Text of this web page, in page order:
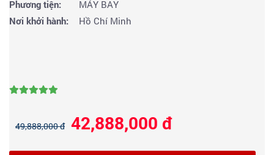
Phương tiện:
MÁY BAY
Nơi khởi hành:
Hồ Chí Minh
49,888,000 đ 42,888,000 đ